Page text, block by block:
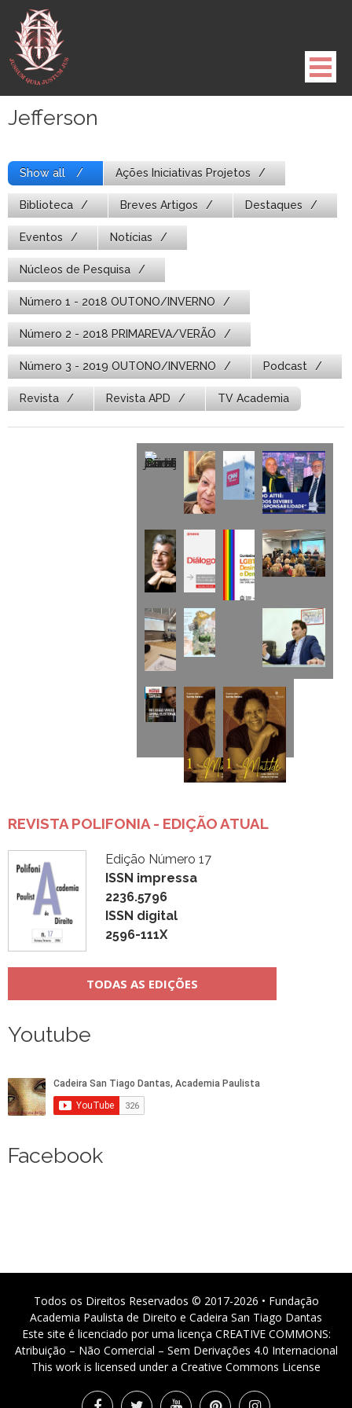
para
conteúdo
Jefferson
Show all Ações Iniciativas Projetos
Biblioteca Breves Artigos Destaques
Eventos Notícias
Núcleos de Pesquisa
Número 1 - 2018 OUTONO/INVERNO
Número 2 - 2018 PRIMAREVA/VERÃO
Número 3 - 2019 OUTONO/INVERNO Podcast
Revista Revista APD TV Academia
REVISTA POLIFONIA - EDIÇÃO ATUAL
Edição Número 17
ISSN impressa
2236.5796
ISSN digital
2596-111X
TODAS AS EDIÇÕES
Youtube
Facebook
Todos os Direitos Reservados © 2017-2026 • Fundação
Academia Paulista de Direito e Cadeira San Tiago Dantas
Este site é licenciado por uma licença CREATIVE COMMONS:
Atribuição – Não Comercial – Sem Derivações 4.0 Internacional
This work is licensed under a Creative Commons License